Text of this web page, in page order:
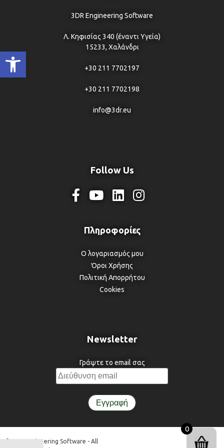
Ανοίξτε τη γραμμή εργαλείων
3DR Engineering Software
Λ. Κηφισίας 340 (έναντι Υγεία)
15233, Χαλάνδρι
+30 211 7702197
+30 211 7702198
info@3dr.eu
Follow Us
Ο λογαριασμός μου
Όροι Χρήσης
Πολιτική Απορρήτου
Cookies
Newsletter
Γράψτε το email σας
© 3DR Engineering Software - All
0